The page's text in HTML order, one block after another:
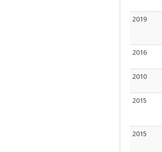
2019
2016
2010
2015
2015